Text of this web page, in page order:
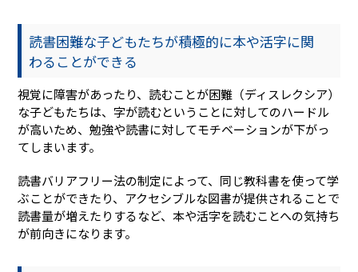
読書困難な子どもたちが積極的に本や活字に関
わることができる
視覚に障害があったり、読むことが困難（ディスレクシア）
な子どもたちは、字が読むということに対してのハードル
が高いため、勉強や読書に対してモチベーションが下がっ
てしまいます。
読書バリアフリー法の制定によって、同じ教科書を使って学
ぶことができたり、アクセシブルな図書が提供されることで
読書量が増えたりするなど、本や活字を読むことへの気持ち
が前向きになります。